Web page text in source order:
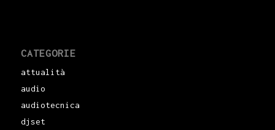
CATEGORIE
attualità
audio
audiotecnica
djset